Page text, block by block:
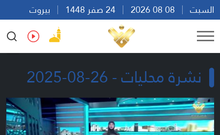
السبت
بيروت
23:50
Ar En Fr Es
نشرة محليات - 26-08-2025